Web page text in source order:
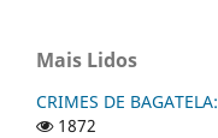
Mais Lidos
CRIMES DE BAGATELA:
1872